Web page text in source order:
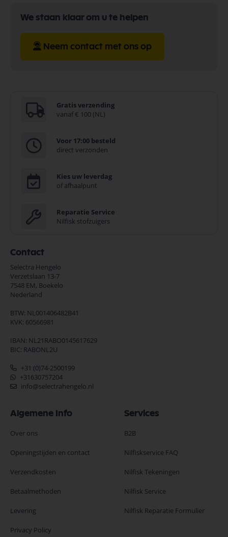
We staan klaar om u te helpen
Neem contact met ons op
Gratis verzending
vanaf € 100 (NL)
Voor 17:00 besteld
direct verzonden
Kies uw leverdag
of afhaalpunt
Reparatie Service
Nilfisk stofzuigers
Contact
Selectra Hengelo
Verzetslaan 13-7
7548 EM, Boekelo
Nederland
BTW: NL001406482B41
KVK: 60566981
IBAN: NL21RABO0145617629
BIC: RABONL2U
+31 (0)74-2500199
+31630757204
info@selectrahengelo.nl
Algemene Info
Over ons
Openingstijden en contact
Verzendkosten
Betaalmethoden
Levering
Privacy Policy
Services
B2B
Nilfiskservice FAQ
Nilfisk Tekeningen
Nilfisk Service
Nilfisk Reparatie Formulier